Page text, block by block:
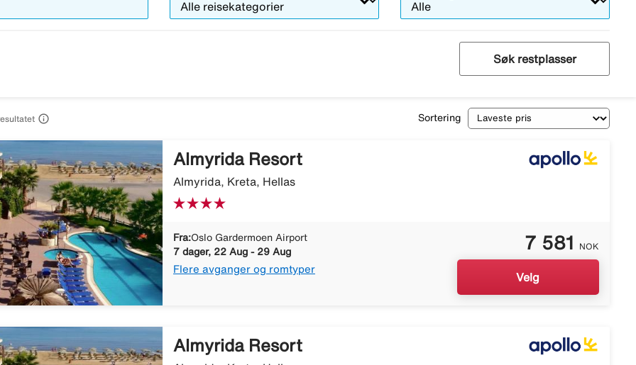
Søk restplasser
 Sortering
Almyrida Resort
Almyrida, Kreta, Hellas
Fra:Oslo Gardermoen Airport
7 dager, 22 Aug - 29 Aug
Flere avganger og romtyper
7 581 NOK
Velg
Almyrida Resort